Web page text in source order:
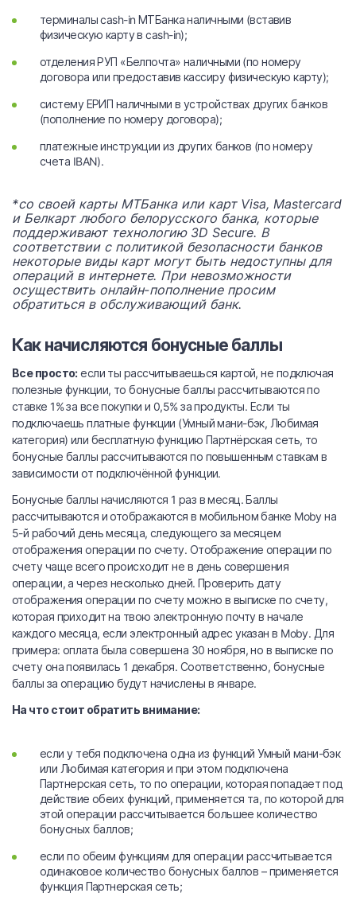
терминалы cash-in МТБанка наличными (вставив
физическую карту в cash-in);
отделения РУП «Белпочта» наличными (по номеру
договора или предоставив кассиру физическую карту);
систему ЕРИП наличными в устройствах других банков
(пополнение по номеру договора);
платежные инструкции из других банков (по номеру
счета IBAN).
*со своей карты МТБанка или карт Visa, Mastercard
и Белкарт любого белорусского банка, которые
поддерживают технологию 3D Secure. В
соответствии с политикой безопасности банков
некоторые виды карт могут быть недоступны для
операций в интернете. При невозможности
осуществить онлайн-пополнение просим
обратиться в обслуживающий банк.
Как начисляются бонусные баллы
Все просто:если ты рассчитываешься картой, не подключая
полезные функции, то бонусные баллы рассчитываются по
ставке 1% за все покупки и 0,5% за продукты. Если ты
подключаешь платные функции (Умный мани-бэк, Любимая
категория) или бесплатную функцию Партнёрская сеть, то
бонусные баллы рассчитываются по повышенным ставкам в
зависимости от подключённой функции.
Бонусные баллы начисляются 1 раз в месяц. Баллы
рассчитываются и отображаются в мобильном банке Moby на
5-й рабочий день месяца, следующего за месяцем
отображения операции по счету. Отображение операции по
счету чаще всего происходит не в день совершения
операции, а через несколько дней. Проверить дату
отображения операции по счету можно в выписке по счету,
которая приходит на твою электронную почту в начале
каждого месяца, если электронный адрес указан в Moby. Для
примера: оплата была совершена 30 ноября, но в выписке по
счету она появилась 1 декабря. Соответственно, бонусные
баллы за операцию будут начислены в январе.
На что стоит обратить внимание:
если у тебя подключена одна из функций Умный мани-бэк
или Любимая категория и при этом подключена
Партнерская сеть, то по операции, которая попадает под
действие обеих функций, применяется та, по которой для
этой операции рассчитывается большее количество
бонусных баллов;
если по обеим функциям для операции рассчитывается
одинаковое количество бонусных баллов – применяется
функция Партнерская сеть;